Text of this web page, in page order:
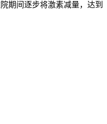
期间逐步将激素减量，达到